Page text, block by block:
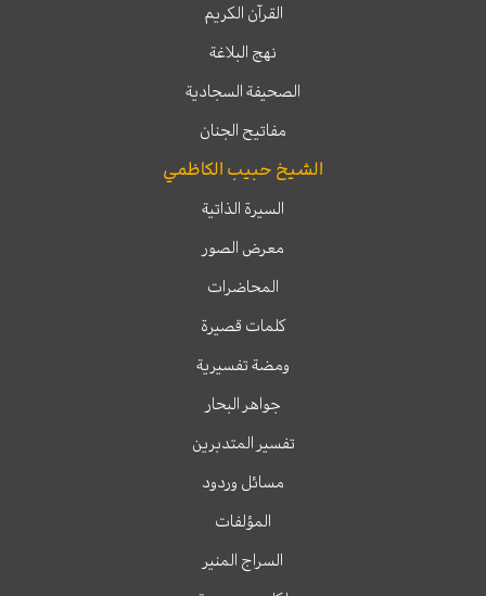
القرآن الكريم
نهج البلاغة
الصحيفة السجادية
مفاتيح الجنان
الشيخ حبيب الكاظمي
السيرة الذاتية
معرض الصور
المحاضرات
كلمات قصيرة
ومضة تفسيرية
جواهر البحار
تفسير المتدبرين
مسائل وردود
المؤلفات
السراج المنير